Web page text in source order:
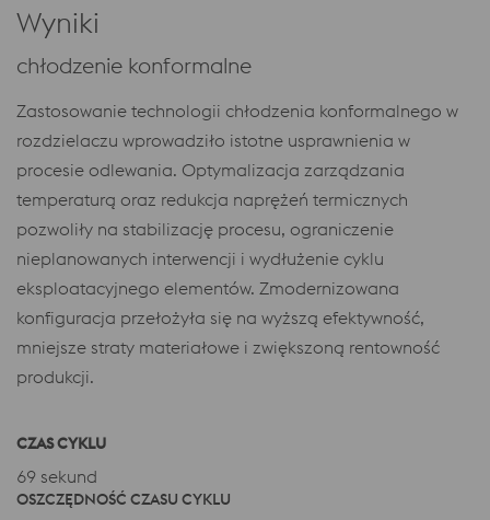
Wyniki
chłodzenie konformalne
Zastosowanie technologii chłodzenia konformalnego w
rozdzielaczu wprowadziło istotne usprawnienia w
procesie odlewania. Optymalizacja zarządzania
temperaturą oraz redukcja naprężeń termicznych
pozwoliły na stabilizację procesu, ograniczenie
nieplanowanych interwencji i wydłużenie cyklu
eksploatacyjnego elementów. Zmodernizowana
konfiguracja przełożyła się na wyższą efektywność,
mniejsze straty materiałowe i zwiększoną rentowność
produkcji.
CZAS CYKLU
69 sekund
OSZCZĘDNOŚĆ CZASU CYKLU